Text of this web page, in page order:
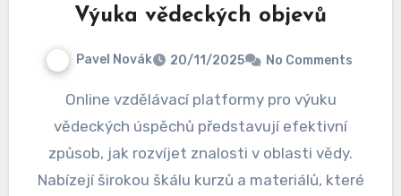
Výuka vědeckých objevů
Pavel Novák 20/11/2025 No Comments
Online vzdělávací platformy pro výuku
vědeckých úspěchů představují efektivní
způsob, jak rozvíjet znalosti v oblasti vědy.
Nabízejí širokou škálu kurzů a materiálů, které